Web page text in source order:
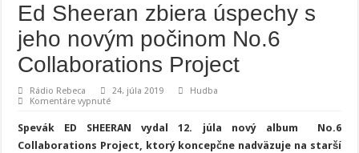
Ed Sheeran zbiera úspechy s
jeho novým počinom No.6
Collaborations Project
Rádio Rebeca 24. júla 2019
Hudba
Komentáre vypnuténa
zbiera
úspechy
Spevák ED SHEERAN vydal 12. júla nový album No.6
Collaborations Project, ktorý koncepčne nadväzuje na starší